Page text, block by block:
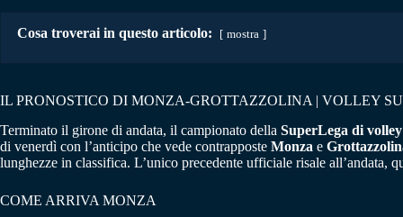
Cosa troverai in questo articolo: mostra
IL PRONOSTICO DI MONZA-GROTTAZZOLINA | VOLLEY
Terminato il girone di andata, il campionato della SuperLega di volley
di venerdì con l’anticipo che vede contrapposte Monza e
lunghezze in classifica. L’unico precedente ufficiale risale all’andata,
COME ARRIVA MONZA